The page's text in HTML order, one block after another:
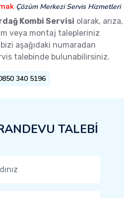
Çözüm Merkezi Servis Hizmetleri
Kombi Servisi olarak, arıza,
veya montaj talepleriniz
aşağıdaki numaradan
talebinde bulunabilirsiniz.
340 5196
TALEBİ